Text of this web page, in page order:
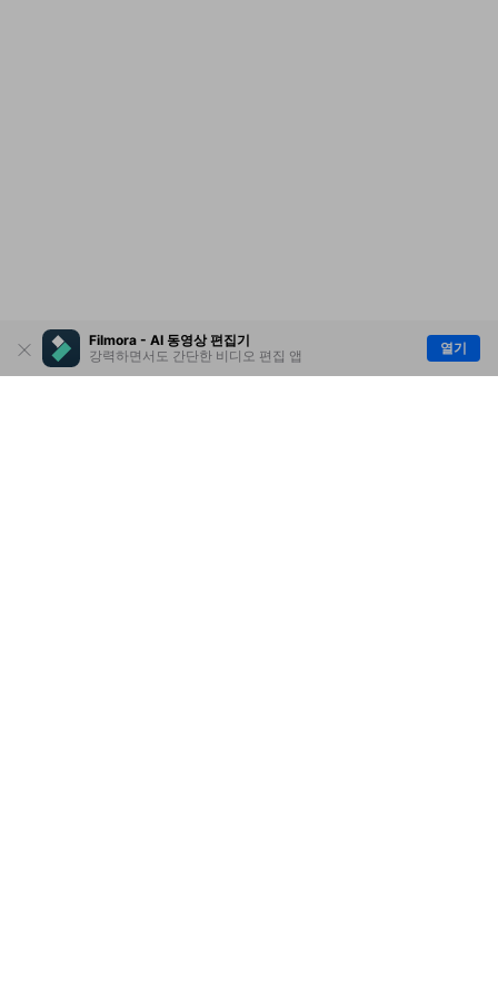
Filmora - AI 동영상 편집기
강력하면서도 간단한 비디오 편집 앱
열기